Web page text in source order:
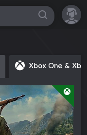
Xbox One &